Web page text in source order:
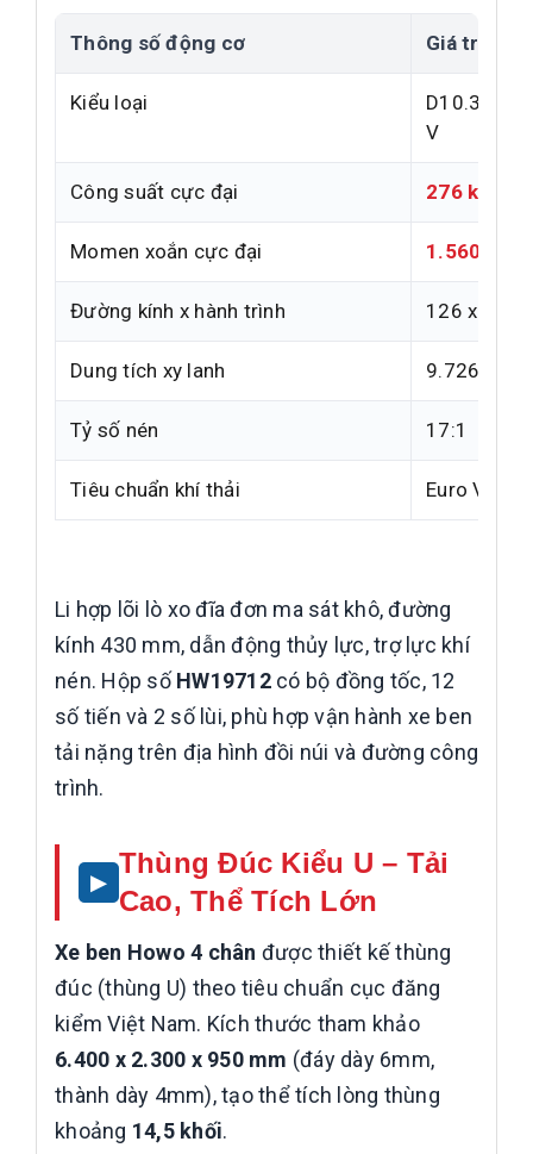
Thông số động cơ Giá trị
Kiểu loại
D10.38-
V
Công suất cực đại 276 kW /
Momen xoắn cực đại 1.560 Nm
Đường kính x hành trình 126 x 130
Dung tích xy lanh 9.726 cm³
Tỷ số nén 17:1
Tiêu chuẩn khí thải Euro V, tiết
Li hợp lõi lò xo đĩa đơn ma sát khô, đường
kính 430 mm, dẫn động thủy lực, trợ lực khí
nén. Hộp số HW19712có bộ đồng tốc, 12
số tiến và 2 số lùi, phù hợp vận hành xe ben
tải nặng trên địa hình đồi núi và đường công
trình.
Thùng Đúc Kiểu U – Tải
Cao, Thể Tích Lớn
Xe ben Howo 4 chân được thiết kế thùng
đúc (thùng U) theo tiêu chuẩn cục đăng
kiểm Việt Nam. Kích thước tham khảo
6.400 x 2.300 x 950 mm (đáy dày 6mm,
thành dày 4mm), tạo thể tích lòng thùng
khoảng 14,5 khối.